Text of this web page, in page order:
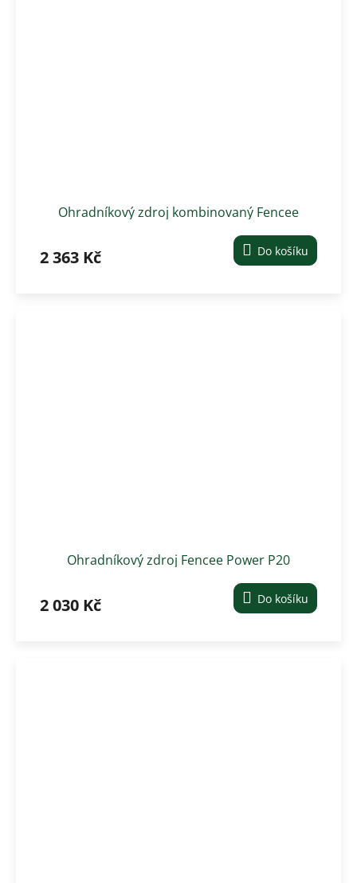
Ohradníkový zdroj kombinovaný Fencee
2 363 Kč Do košíku
Ohradníkový zdroj Fencee Power P20
2 030 Kč Do košíku